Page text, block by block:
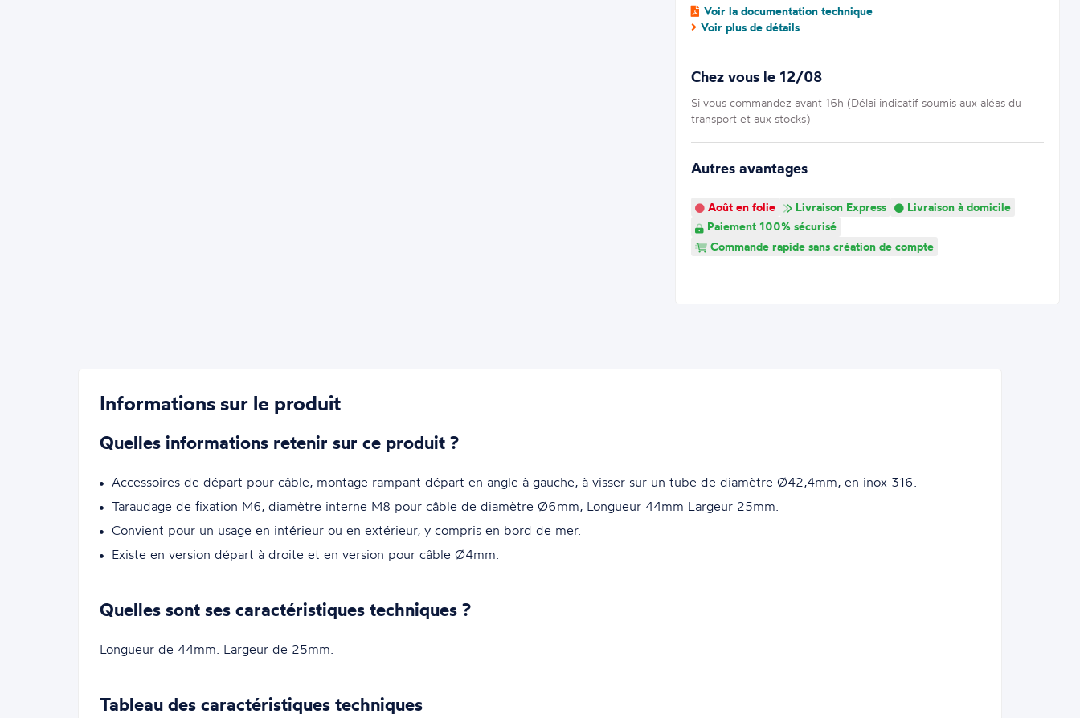
Voir la documentation technique
Voir plus de détails
Chez vous le 12/08
Si vous commandez avant 16h (Délai indicatif soumis aux aléas du
transport et aux stocks)
Autres avantages
Août en folie Livraison Express
Livraison à domicile
Paiement 100% sécurisé
Commande rapide sans création de compte
Informations sur le produit
Quelles informations retenir sur ce produit ?
Accessoires de départ pour câble, montage rampant départ en angle à gauche, à visser sur un tube de diamètre Ø42,4mm, en inox 316.
Taraudage de fixation M6, diamètre interne M8 pour câble de diamètre Ø6mm, Longueur 44mm Largeur 25mm.
Convient pour un usage en intérieur ou en extérieur, y compris en bord de mer.
Existe en version départ à droite et en version pour câble Ø4mm.
Quelles sont ses caractéristiques techniques ?
Longueur de 44mm. Largeur de 25mm.
Tableau des caractéristiques techniques